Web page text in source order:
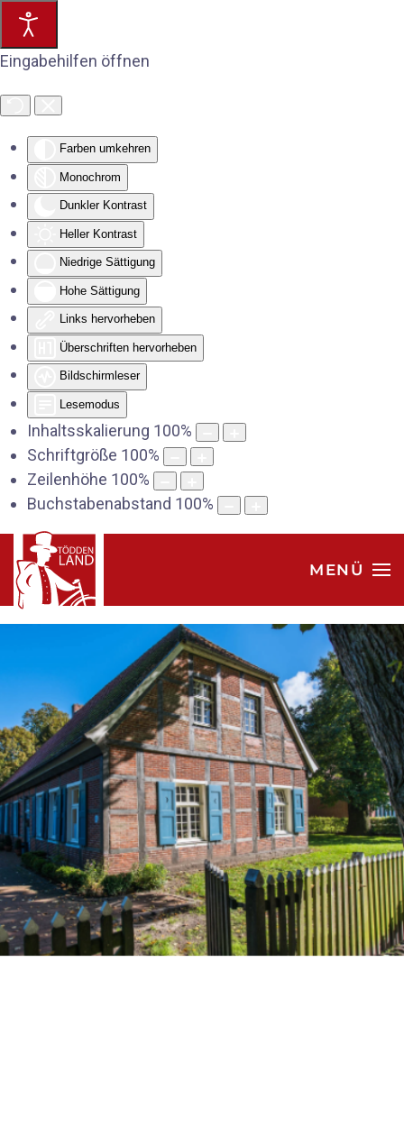
Eingabehilfen öffnen
Farben umkehren
Monochrom
Dunkler Kontrast
Heller Kontrast
Niedrige Sättigung
Hohe Sättigung
Links hervorheben
Überschriften hervorheben
Bildschirmleser
Lesemodus
Inhaltsskalierung 100%
Schriftgröße 100%
Zeilenhöhe 100%
Buchstabenabstand 100%
MENÜ